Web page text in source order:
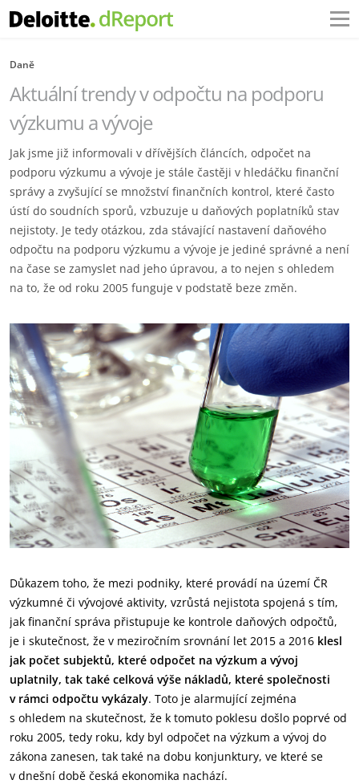
Daně
Aktuální trendy v odpočtu na podporu
výzkumu a vývoje
Jak jsme již informovali v dřívějších článcích, odpočet na
podporu výzkumu a vývoje je stále častěji v hledáčku finanční
správy a zvyšující se množství finančních kontrol, které často
ústí do soudních sporů, vzbuzuje u daňových poplatníků stav
nejistoty. Je tedy otázkou, zda stávající nastavení daňového
odpočtu na podporu výzkumu a vývoje je jediné správné a není
na čase se zamyslet nad jeho úpravou, a to nejen s ohledem
na to, že od roku 2005 funguje v podstatě beze změn.
Důkazem toho, že mezi podniky, které provádí na území ČR
výzkumné či vývojové aktivity, vzrůstá nejistota spojená s tím,
jak finanční správa přistupuje ke kontrole daňových odpočtů,
je i skutečnost, že v meziročním srovnání let 2015 a 2016 klesl
jak počet subjektů, které odpočet na výzkum a vývoj
uplatnily, tak také celková výše nákladů, které společnosti
v rámci odpočtu vykázaly. Toto je alarmující zejména
s ohledem na skutečnost, že k tomuto poklesu došlo poprvé od
roku 2005, tedy roku, kdy byl odpočet na výzkum a vývoj do
zákona zanesen, tak také na dobu konjunktury, ve které se
v dnešní době česká ekonomika nachází.